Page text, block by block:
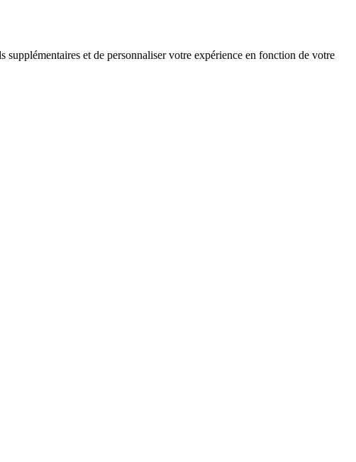
et de personnaliser votre expérience en fonction de votre